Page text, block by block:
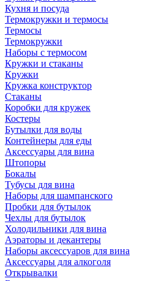
Кухня и посуда
Термокружки и термосы
Термосы
Термокружки
Наборы с термосом
Кружки и стаканы
Кружки
Кружка конструктор
Стаканы
Коробки для кружек
Костеры
Бутылки для воды
Контейнеры для еды
Аксессуары для вина
Штопоры
Бокалы
Тубусы для вина
Наборы для шампанского
Пробки для бутылок
Чехлы для бутылок
Холодильники для вина
Аэраторы и декантеры
Наборы аксессуаров для вина
Аксессуары для алкоголя
Открывалки